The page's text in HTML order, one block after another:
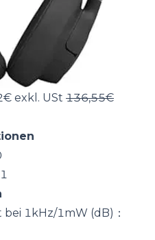
exkl. USt 136,55€
1kHz/1mW (dB)：